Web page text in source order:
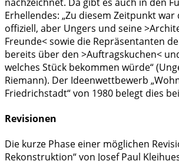
Erhellendes: „Zu diesem Zeitpunkt
offiziell, aber Ungers und seine
Freunde< sowie die Repräsentanten
bereits über den >Auftragskuchen<
welches Stück bekommen würde“
Riemann). Der Ideenwettbewerb
Friedrichstadt“ von 1980 belegt dies
Revisionen
Die kurze Phase einer möglichen
Rekonstruktion“ von Josef Paul